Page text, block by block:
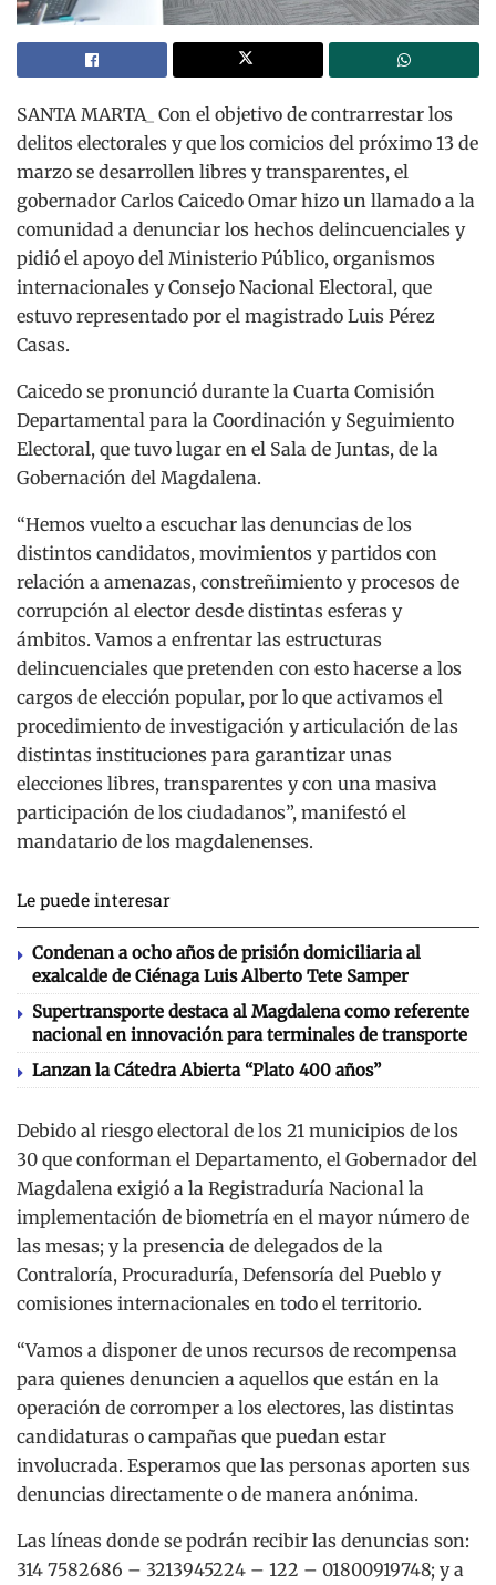
SANTA MARTA_ Con el objetivo de contrarrestar los
delitos electorales y que los comicios del próximo 13 de
marzo se desarrollen libres y transparentes, el
gobernador Carlos Caicedo Omar hizo un llamado a la
comunidad a denunciar los hechos delincuenciales y
pidió el apoyo del Ministerio Público, organismos
internacionales y Consejo Nacional Electoral, que
estuvo representado por el magistrado Luis Pérez
Casas.
Caicedo se pronunció durante la Cuarta Comisión
Departamental para la Coordinación y Seguimiento
Electoral, que tuvo lugar en el Sala de Juntas, de la
Gobernación del Magdalena.
“Hemos vuelto a escuchar las denuncias de los
distintos candidatos, movimientos y partidos con
relación a amenazas, constreñimiento y procesos de
corrupción al elector desde distintas esferas y
ámbitos. Vamos a enfrentar las estructuras
delincuenciales que pretenden con esto hacerse a los
cargos de elección popular, por lo que activamos el
procedimiento de investigación y articulación de las
distintas instituciones para garantizar unas
elecciones libres, transparentes y con una masiva
participación de los ciudadanos”, manifestó el
mandatario de los magdalenenses.
Le puede interesar
Condenan a ocho años de prisión domiciliaria al
exalcalde de Ciénaga Luis Alberto Tete Samper
Supertransporte destaca al Magdalena como referente
nacional en innovación para terminales de transporte
Lanzan la Cátedra Abierta “Plato 400 años”
Debido al riesgo electoral de los 21 municipios de los
30 que conforman el Departamento, el Gobernador del
Magdalena exigió a la Registraduría Nacional la
implementación de biometría en el mayor número de
las mesas; y la presencia de delegados de la
Contraloría, Procuraduría, Defensoría del Pueblo y
comisiones internacionales en todo el territorio.
“Vamos a disponer de unos recursos de recompensa
para quienes denuncien a aquellos que están en la
operación de corromper a los electores, las distintas
candidaturas o campañas que puedan estar
involucrada. Esperamos que las personas aporten sus
denuncias directamente o de manera anónima.
Las líneas donde se podrán recibir las denuncias son:
314 7582686 – 3213945224 – 122 – 01800919748; y a